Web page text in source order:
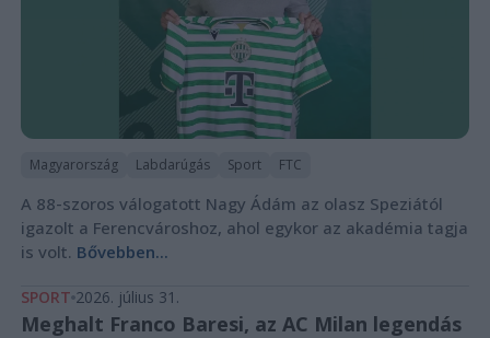
Magyarország Labdarúgás Sport FTC
A 88-szoros válogatott Nagy Ádám az olasz Speziától
igazolt a Ferencvároshoz, ahol egykor az akadémia tagja
is volt. Bővebben...
SPORT 2026. július 31.
Meghalt Franco Baresi, az AC Milan legendás